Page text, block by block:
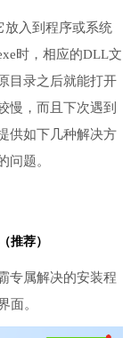
放入到程序或系统
时，相应的DLL文
目录之后就能打开
慢，而且下次遇到
供如下几种解决方
问题。
推荐）
专属解决的安装程
面。